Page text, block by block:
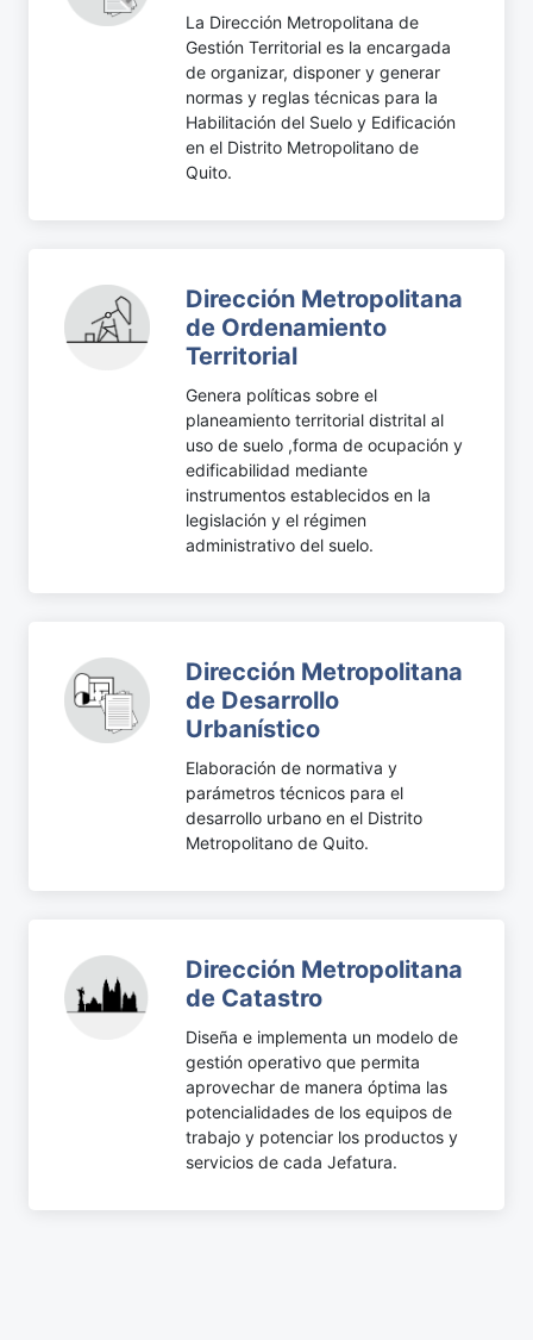
La Dirección Metropolitana de
Gestión Territorial es la encargada
de organizar, disponer y generar
normas y reglas técnicas para la
Habilitación del Suelo y Edificación
en el Distrito Metropolitano de
Quito.
Dirección Metropolitana
de Ordenamiento
Territorial
Genera políticas sobre el
planeamiento territorial distrital al
uso de suelo ,forma de ocupación y
edificabilidad mediante
instrumentos establecidos en la
legislación y el régimen
administrativo del suelo.
Dirección Metropolitana
de Desarrollo
Urbanístico
Elaboración de normativa y
parámetros técnicos para el
desarrollo urbano en el Distrito
Metropolitano de Quito.
Dirección Metropolitana
de Catastro
Diseña e implementa un modelo de
gestión operativo que permita
aprovechar de manera óptima las
potencialidades de los equipos de
trabajo y potenciar los productos y
servicios de cada Jefatura.